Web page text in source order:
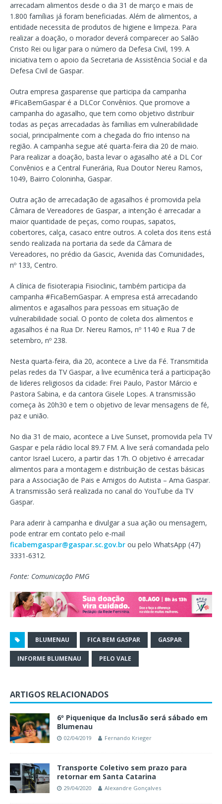
arrecadam alimentos desde o dia 31 de março e mais de
1.800 famílias já foram beneficiadas. Além de alimentos, a
entidade necessita de produtos de higiene e limpeza. Para
realizar a doação, o morador deverá comparecer ao Salão
Cristo Rei ou ligar para o número da Defesa Civil, 199. A
iniciativa tem o apoio da Secretaria de Assistência Social e da
Defesa Civil de Gaspar.
Outra empresa gasparense que participa da campanha
#FicaBemGaspar é a DLCor Convênios. Que promove a
campanha do agasalho, que tem como objetivo distribuir
todas as peças arrecadadas às famílias em vulnerabilidade
social, principalmente com a chegada do frio intenso na
região. A campanha segue até quarta-feira dia 20 de maio.
Para realizar a doação, basta levar o agasalho até a DL Cor
Convênios e a Central Funerária, Rua Doutor Nereu Ramos,
1049, Bairro Coloninha, Gaspar.
Outra ação de arrecadação de agasalhos é promovida pela
Câmara de Vereadores de Gaspar, a intenção é arrecadar a
maior quantidade de peças, como roupas, sapatos,
cobertores, calça, casaco entre outros. A coleta dos itens está
sendo realizada na portaria da sede da Câmara de
Vereadores, no prédio da Gascic, Avenida das Comunidades,
nº 133, Centro.
A clínica de fisioterapia Fisioclinic, também participa da
campanha #FicaBemGaspar. A empresa está arrecadando
alimentos e agasalhos para pessoas em situação de
vulnerabilidade social. O ponto de coleta dos alimentos e
agasalhos é na Rua Dr. Nereu Ramos, nº 1140 e Rua 7 de
setembro, nº 238.
Nesta quarta-feira, dia 20, acontece a Live da Fé. Transmitida
pelas redes da TV Gaspar, a live ecumênica terá a participação
de lideres religiosos da cidade: Frei Paulo, Pastor Márcio e
Pastora Sabina, e da cantora Gisele Lopes. A transmissão
começa às 20h30 e tem o objetivo de levar mensagens de fé,
paz e união.
No dia 31 de maio, acontece a Live Sunset, promovida pela TV
Gaspar e pela rádio local 89.7 FM. A live será comandada pelo
cantor Israel Lucero, a partir das 17h. O objetivo é arrecadar
alimentos para a montagem e distribuição de cestas básicas
para a Associação de Pais e Amigos do Autista – Ama Gaspar.
A transmissão será realizada no canal do YouTube da TV
Gaspar.
Para aderir à campanha e divulgar a sua ação ou mensagem,
pode entrar em contato pelo e-mail
ficabemgaspar@gaspar.sc.gov.br ou pelo WhatsApp (47)
3331-6312.
Fonte: Comunicação PMG
BLUMENAU FICA BEM GASPAR GASPAR
INFORME BLUMENAU PELO VALE
ARTIGOS RELACIONADOS
6º Piquenique da Inclusão será sábado em
Blumenau
02/04/2019 Fernando Krieger
Transporte Coletivo sem prazo para
retornar em Santa Catarina
29/04/2020 Alexandre Gonçalves